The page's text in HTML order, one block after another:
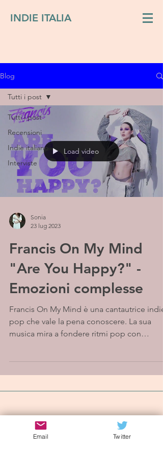
INDIE ITALIA
Blog
Tutti i post
Recensioni
Indie italiano
Interviste
Tutti i post
Load video
Sonia
23 lug 2023
Francis On My Mind
"Are You Happy?" -
Emozioni complesse
Francis On My Mind è una cantautrice indie-
pop che vale la pena conoscere. La sua
musica mira a fondere ritmi pop con
Iscriviti alla mailing list
Email Twitter